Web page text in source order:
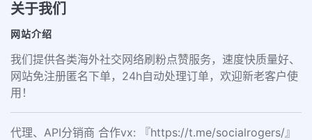
关于我们
网站介绍
我们提供各类海外社交网络刷粉点赞服务，速度快质量好、
网站免注册匿名下单，24h自动处理订单，欢迎新老客户使
用！
代理、API分销商 合作vx: 『https://t.me/socialrogers/』